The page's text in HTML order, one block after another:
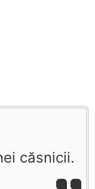
căsnicii.